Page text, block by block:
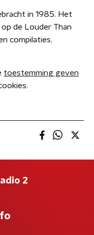
in 1985. Het
de Louder Than
compilaties.
toestemming geven
2